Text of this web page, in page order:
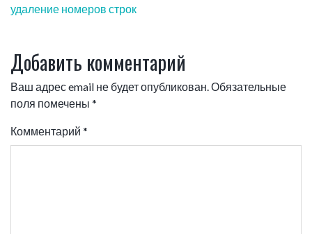
по
удаление номеров строк
Добавить комментарий
Ваш адрес email не будет опубликован.Обязательные
поля помечены *
Комментарий *